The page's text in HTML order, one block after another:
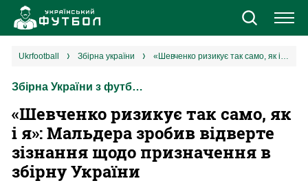
Новини
Збірна
Єврокубки
УПЛ
ukrfootball збірна україни «Шевченко ризикує так само, як і я»: Мальдера зробив відверте зізнання щодо призначення в збірну України
Збірна України з футболу
«Шевченко ризикує так само, як
і я»: Мальдера зробив відверте
зізнання щодо призначення в
збірну України